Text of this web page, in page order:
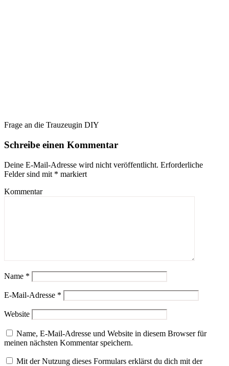
Frage an die Trauzeugin DIY
Schreibe einen Kommentar
Deine E-Mail-Adresse wird nicht veröffentlicht. Erforderliche
Felder sind mit * markiert
Kommentar
Name *
E-Mail-Adresse *
Website
Name, E-Mail-Adresse und Website in diesem Browser für
meinen nächsten Kommentar speichern.
Mit der Nutzung dieses Formulars erklärst du dich mit der